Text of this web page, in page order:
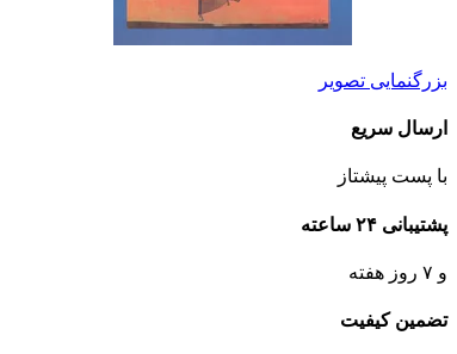
بزرگنمایی تصویر
ارسال سریع
با پست پیشتاز
پشتیبانی ۲۴ ساعته
و ۷ روز هفته
تضمین کیفیت